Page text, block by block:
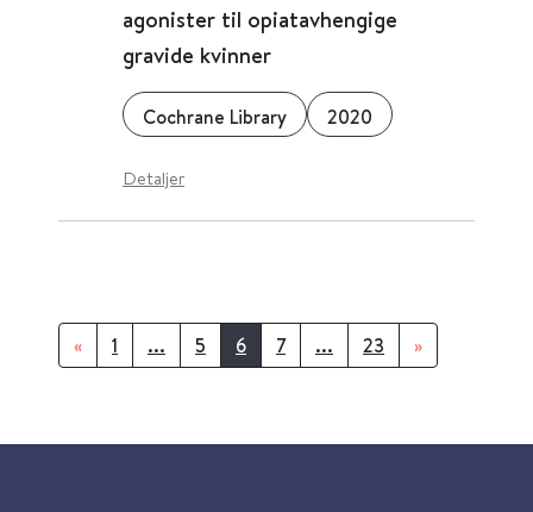
agonister til opiatavhengige
gravide kvinner
Cochrane Library 2020
Detaljer
« 1 ... 5 6 7 ... 23 »